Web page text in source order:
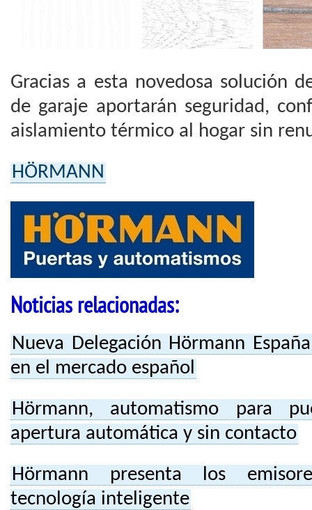
Gracias a esta novedosa solución
de garaje aportarán seguridad,
aislamiento térmico al hogar sin
HÖRMANN
Noticias relacionadas:
Nueva Delegación Hörmann
en el mercado español
Hörmann, automatismo para
apertura automática y sin contacto
Hörmann presenta los
tecnología inteligente